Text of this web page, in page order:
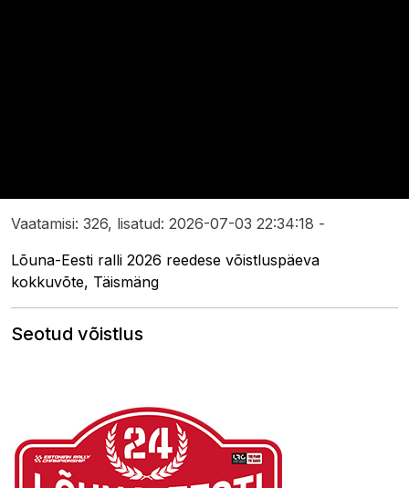
Vaatamisi: 326, lisatud: 2026-07-03 22:34:18 -
Lõuna-Eesti ralli 2026 reedese võistluspäeva
kokkuvõte, Täismäng
Seotud võistlus